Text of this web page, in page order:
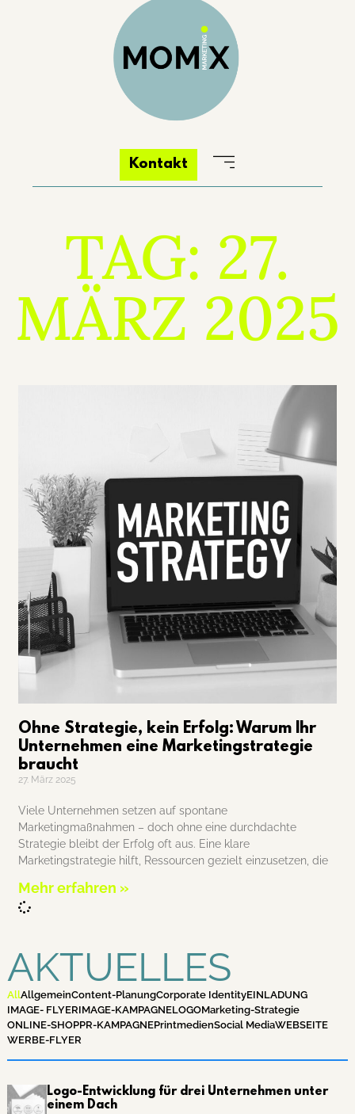
Kontakt
TAG: 27.
MÄRZ 2025
Ohne Strategie, kein Erfolg: Warum Ihr
Unternehmen eine Marketingstrategie
braucht
27. März 2025
Viele Unternehmen setzen auf spontane
Marketingmaßnahmen – doch ohne eine durchdachte
Strategie bleibt der Erfolg oft aus. Eine klare
Marketingstrategie hilft, Ressourcen gezielt einzusetzen, die
Mehr erfahren »
AKTUELLES
AllAllgemeinContent-PlanungCorporate IdentityEINLADUNG
IMAGE- FLYERIMAGE-KAMPAGNELOGOMarketing-Strategie
ONLINE-SHOPPR-KAMPAGNEPrintmedienSocial MediaWEBSEITE
WERBE-FLYER
Logo-Entwicklung für drei Unternehmen unter
einem Dach